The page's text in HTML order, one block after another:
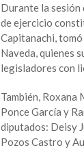
Durante la sesión
de ejercicio
Capitanachi,
Naveda, quienes
legisladores con
También, Roxana
Ponce García y
diputados: Deisy
Pozos Castro y